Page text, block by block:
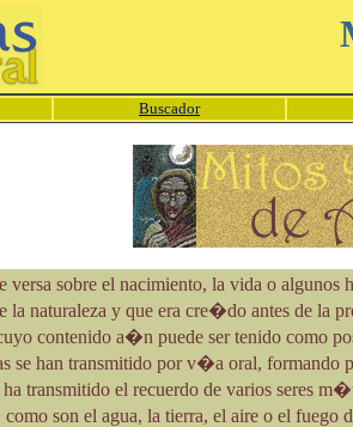
Buscador
versa sobre el nacimiento, la vida o
la naturaleza y que era cre�do antes de
contenido a�n puede ser tenido como
se han transmitido por v�a oral, formando
transmitido el recuerdo de varios seres
son el agua, la tierra, el aire o el